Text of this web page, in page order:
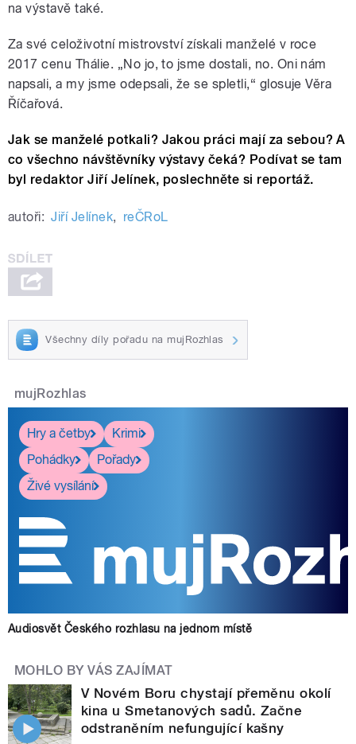
na výstavě také.
Za své celoživotní mistrovství získali manželé v roce
2017 cenu Thálie. „No jo, to jsme dostali, no. Oni nám
napsali, a my jsme odepsali, že se spletli,“ glosuje Věra
Říčařová.
Jak se manželé potkali? Jakou práci mají za sebou? A
co všechno návštěvníky výstavy čeká? Podívat se tam
byl redaktor Jiří Jelínek, poslechněte si reportáž.
autoři: Jiří Jelínek, reČRoL
Všechny díly pořadu na mujRozhlas
mujRozhlas
Hry a četby
Krimi
Pohádky
Pořady
Živé vysílání
Audiosvět Českého rozhlasu na jednom místě
MOHLO BY VÁS ZAJÍMAT
V Novém Boru chystají přeměnu okolí
kina u Smetanových sadů. Začne
odstraněním nefungující kašny